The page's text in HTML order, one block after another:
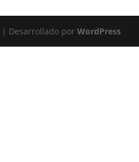
| Desarrollado porWordPress